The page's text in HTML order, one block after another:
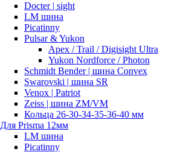
Docter | sight
LM шина
Picatinny
Pulsar & Yukon
Apex / Trail / Digisight Ultra
Yukon Nordforce / Photon
Schmidt Bender | шина Convex
Swarovski | шина SR
Venox | Patriot
Zeiss | шина ZM/VM
Кольца 26-30-34-35-36-40 мм
Для Prisma 12мм
LM шина
Picatinny